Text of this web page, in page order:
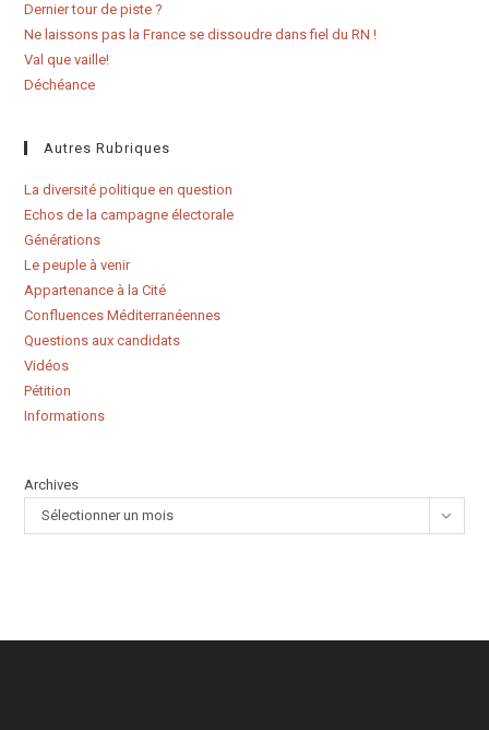
Dernier tour de piste ?
Ne laissons pas la France se dissoudre dans fiel du RN !
Val que vaille!
Déchéance
Autres Rubriques
La diversité politique en question
Echos de la campagne électorale
Générations
Le peuple à venir
Appartenance à la Cité
Confluences Méditerranéennes
Questions aux candidats
Vidéos
Pétition
Informations
Archives
Sélectionner un mois